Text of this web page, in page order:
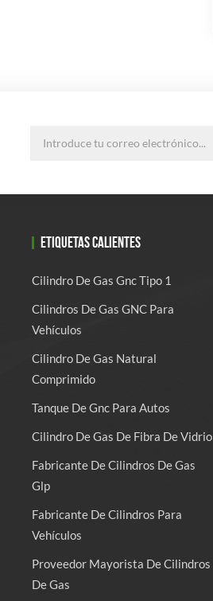
ETIQUETAS CALIENTES
Cilindro De Gas Gnc Tipo 1
Cilindros De Gas GNC Para
Vehículos
Cilindro De Gas Natural
Comprimido
Tanque De Gnc Para Autos
Cilindro De Gas De Fibra De Vidrio
Fabricante De Cilindros De Gas
Glp
Fabricante De Cilindros Para
Vehículos
Proveedor Mayorista De Cilindros
De Gas